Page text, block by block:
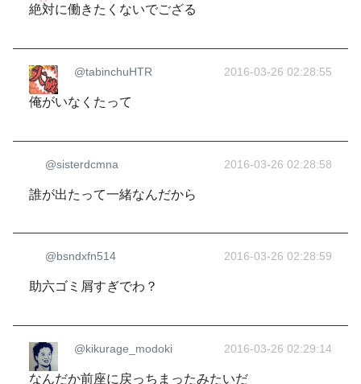
絶対に働きたくないでござる
@tabinchuHTR 2016-03-26 02:28:55
俺がいなくたって
@sisterdcmna 2016-03-26 02:28:58
誰が出たって一緒なんだから
@bsndxfn514 2016-03-26 02:28:59
助六ゴミ屑すぎでわ？
@kikurage_modoki 2016-03-26 02:29:14
なんだか前座に戻っちまったみたいだ